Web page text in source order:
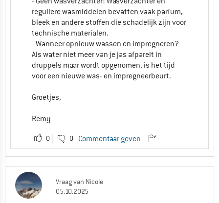
reguliere wasmiddelen bevatten vaak parfum,
bleek en andere stoffen die schadelijk zijn voor
technische materialen.
- Wanneer opnieuw wassen en impregneren?
Als water niet meer van je jas afparelt in
druppels maar wordt opgenomen, is het tijd
voor een nieuwe was- en impregneerbeurt.
Groetjes,
Remy
0 0 Commentaar geven
Vraagvan Nicole
05.10.2025